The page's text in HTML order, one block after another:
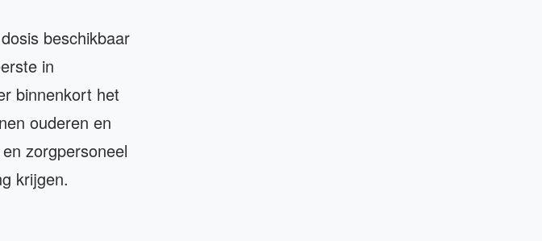
beschikbaar
in
binnenkort het
ouderen en
zorgpersoneel
krijgen.